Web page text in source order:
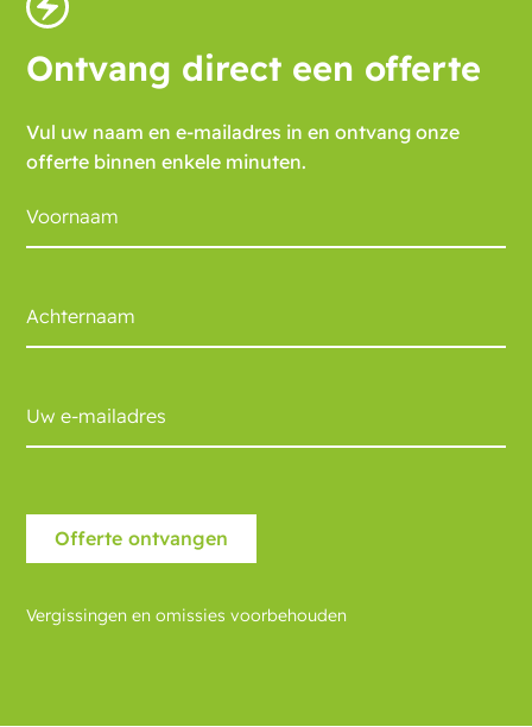
Ontvang direct een offerte
Vul uw naam en e-mailadres in en ontvang onze
offerte binnen enkele minuten.
Vergissingen en omissies voorbehouden